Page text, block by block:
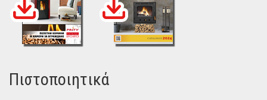
Πιστοποιητικά